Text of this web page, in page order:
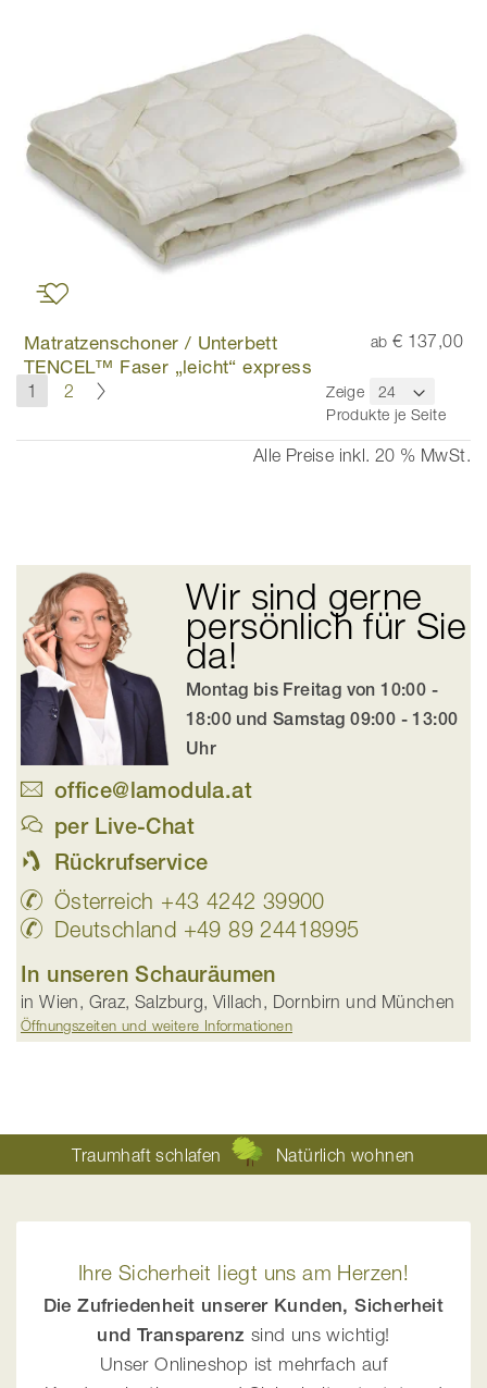
Matratzenschoner / Unterbett
TENCEL™ Faser „leicht“ express
ab € 137,00
Seite
Sie
lesen
die
1 Seite
2
Zeige
Produkte je Seite
Alle Preise inkl. 20 % MwSt.
Wir sind gerne
persönlich für Sie
da!
Montag bis Freitag von 10:00 -
18:00 und Samstag 09:00 - 13:00
Uhr
office@lamodula.at
per Live-Chat
Rückrufservice
Österreich +43 4242 39900
Deutschland +49 89 24418995
In unseren Schauräumen
in Wien, Graz, Salzburg, Villach, Dornbirn und München
Öffnungszeiten und weitere Informationen
Traumhaft schlafen Natürlich wohnen
Ihre Sicherheit liegt uns am Herzen!
Die Zufriedenheit unserer Kunden, Sicherheit
und Transparenz sind uns wichtig!
Unser Onlineshop ist mehrfach auf